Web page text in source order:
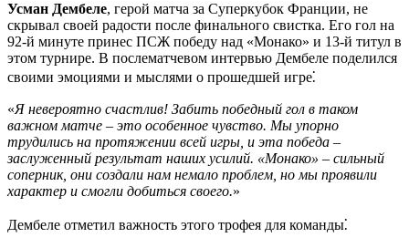
Усман Дембеле, герой матча за Суперкубок Франции, не
скрывал своей радости после финального свистка. Его гол на
92-й минуте принес ПСЖ победу над «Монако» и 13-й титул в
этом турнире. В послематчевом интервью Дембеле поделился
своими эмоциями и мыслями о прошедшей игре⁚
«Я невероятно счастлив! Забить победный гол в таком
важном матче – это особенное чувство. Мы упорно
трудились на протяжении всей игры, и эта победа –
заслуженный результат наших усилий. «Монако» – сильный
соперник, они создали нам немало проблем, но мы проявили
характер и смогли добиться своего.»
Дембеле отметил важность этого трофея для команды⁚